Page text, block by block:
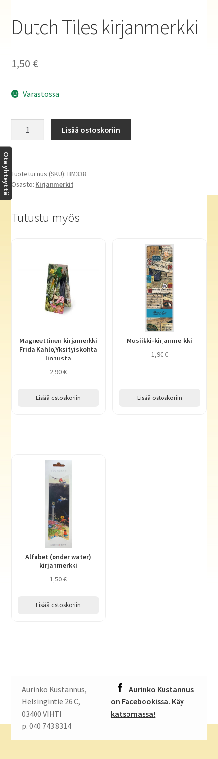
Dutch Tiles kirjanmerkki
1,50 €
Varastossa
kirjanmerkki
Lisää ostoskoriin
Tuotetunnus (SKU): BM338
Osasto: Kirjanmerkit
Tutustu myös
Magneettinen kirjamerkki
Frida Kahlo,Yksityiskohta
linnusta
2,90€
Lisää ostoskoriin
Musiikki-kirjanmerkki
1,90€
Lisää ostoskoriin
Alfabet (onder water)
kirjanmerkki
1,50€
Lisää ostoskoriin
Aurinko Kustannus,
Helsingintie 26 C,
03400 VIHTI
p. 040 743 8314
Aurinko Kustannus
on Facebookissa. Käy
katsomassa!
Ota yhteyttä